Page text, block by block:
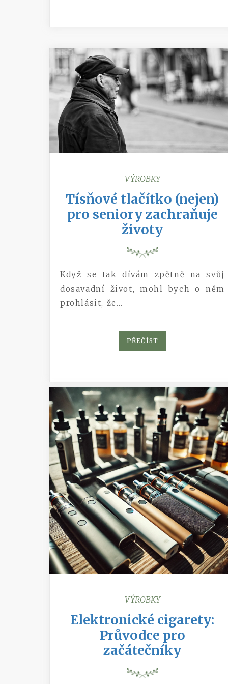
VÝROBKY
Tísňové tlačítko (nejen)
pro seniory zachraňuje
životy
Když se tak dívám zpětně na svůj
dosavadní život, mohl bych o něm
prohlásit, že…
PŘEČÍST
VÝROBKY
Elektronické cigarety:
Průvodce pro
začátečníky